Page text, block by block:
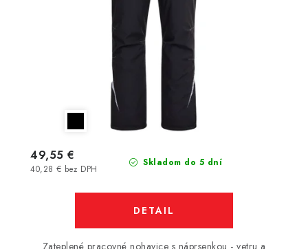
Skladom do 5 dní
40,28 € bez DPH
49,55 €
DETAIL
Zateplené pracovné nohavice s náprsenkou - vetru a